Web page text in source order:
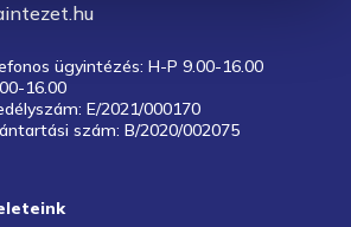
ügyintézés: H-P 9.00-16.00
16.00
E/2021/000170
szám: B/2020/002075